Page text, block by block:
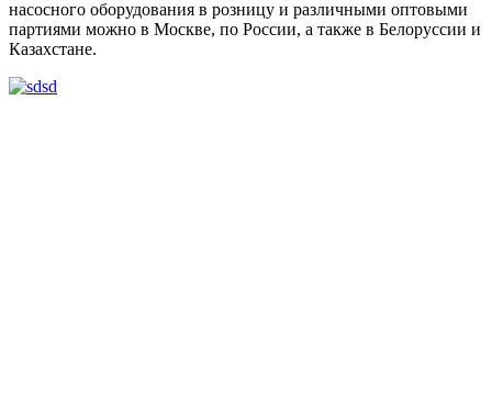
насосного оборудования в розницу и различными оптовыми
партиями можно в Москве, по России, а также в Белоруссии и
Казахстане.